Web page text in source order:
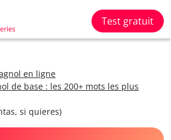
Test gratuit
en ligne
de base : les 200+ mots les plus
si quieres)